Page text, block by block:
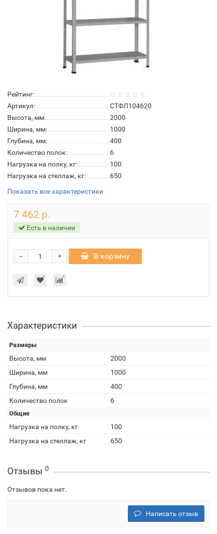
Рейтинг:
Артикул:
СТФЛ104620
Высота, мм:
2000
Ширина, мм:
1000
Глубина, мм:
400
Количество полок:
6
Нагрузка на полку, кг:
100
Нагрузка на стеллаж, кг:
650
Показать все характеристики
7 462 р.
Есть в наличии
+
- В корзину
Характеристики
Размеры
Высота, мм
2000
Ширина, мм
1000
Глубина, мм
400
Количество полок
6
Общие
Нагрузка на полку, кг
100
Нагрузка на стеллаж, кг
650
Отзывы 0
Отзывов пока нет.
Написать отзыв